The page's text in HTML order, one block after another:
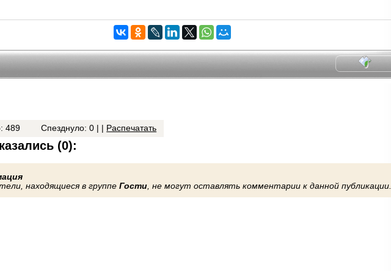
0
489 Спезднуло: 0 | | Распечатать
(0):
находящиеся в группеГости, не могут оставлять комментарии к данной публикации.